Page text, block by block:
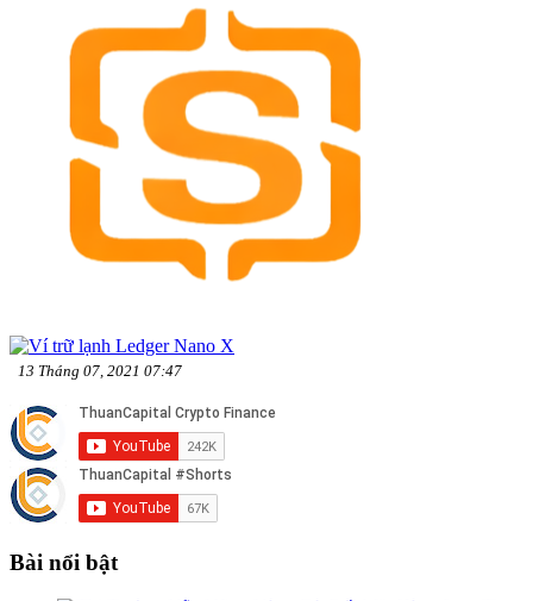
13 Tháng 07, 2021 07:47
Bài nổi bật